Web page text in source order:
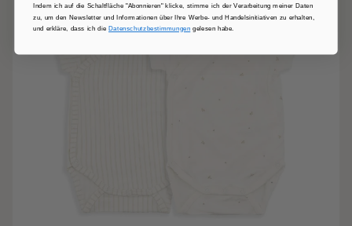
Indem ich auf die Schaltfläche "Abonnieren" klicke, stimme ich der Verarbeitung meiner Daten
zu, um den Newsletter und Informationen über Ihre Werbe- und Handelsinitiativen zu erhalten,
und erkläre, dass ich dieDatenschutzbestimmungen gelesen habe.